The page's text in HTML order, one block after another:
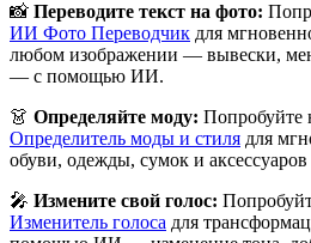
📸 Переводите текст на фото:
ИИ Фото Переводчик для
любом изображении — вывески,
— с помощью ИИ.
👗 Определяйте моду: Попробуйте
Определитель моды и стиля для
обуви, одежды, сумок и
🎤 Измените свой голос:
Изменитель голоса для